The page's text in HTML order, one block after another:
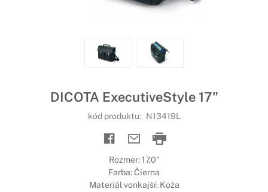
DICOTA ExecutiveStyle 17"
kód produktu: N13419L
Rozmer: 17,0"
Farba: Čierna
Materiál vonkajší: Koža